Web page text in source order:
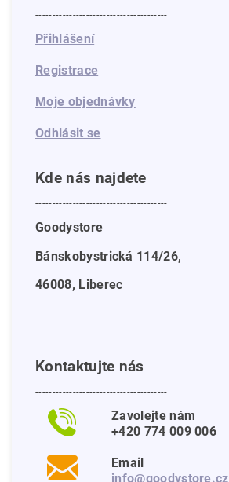
---------------------------------------
Přihlášení
Registrace
Moje objednávky
Odhlásit se
Kde nás najdete
---------------------------------------
Goodystore
Bánskobystrická 114/26,
46008, Liberec
Kontaktujte nás
---------------------------------------
Zavolejte nám
+420 774 009 006
Email
info@goodystore.cz